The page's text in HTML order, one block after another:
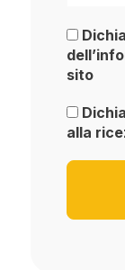
sito
alla